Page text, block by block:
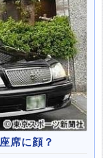
席に顔？